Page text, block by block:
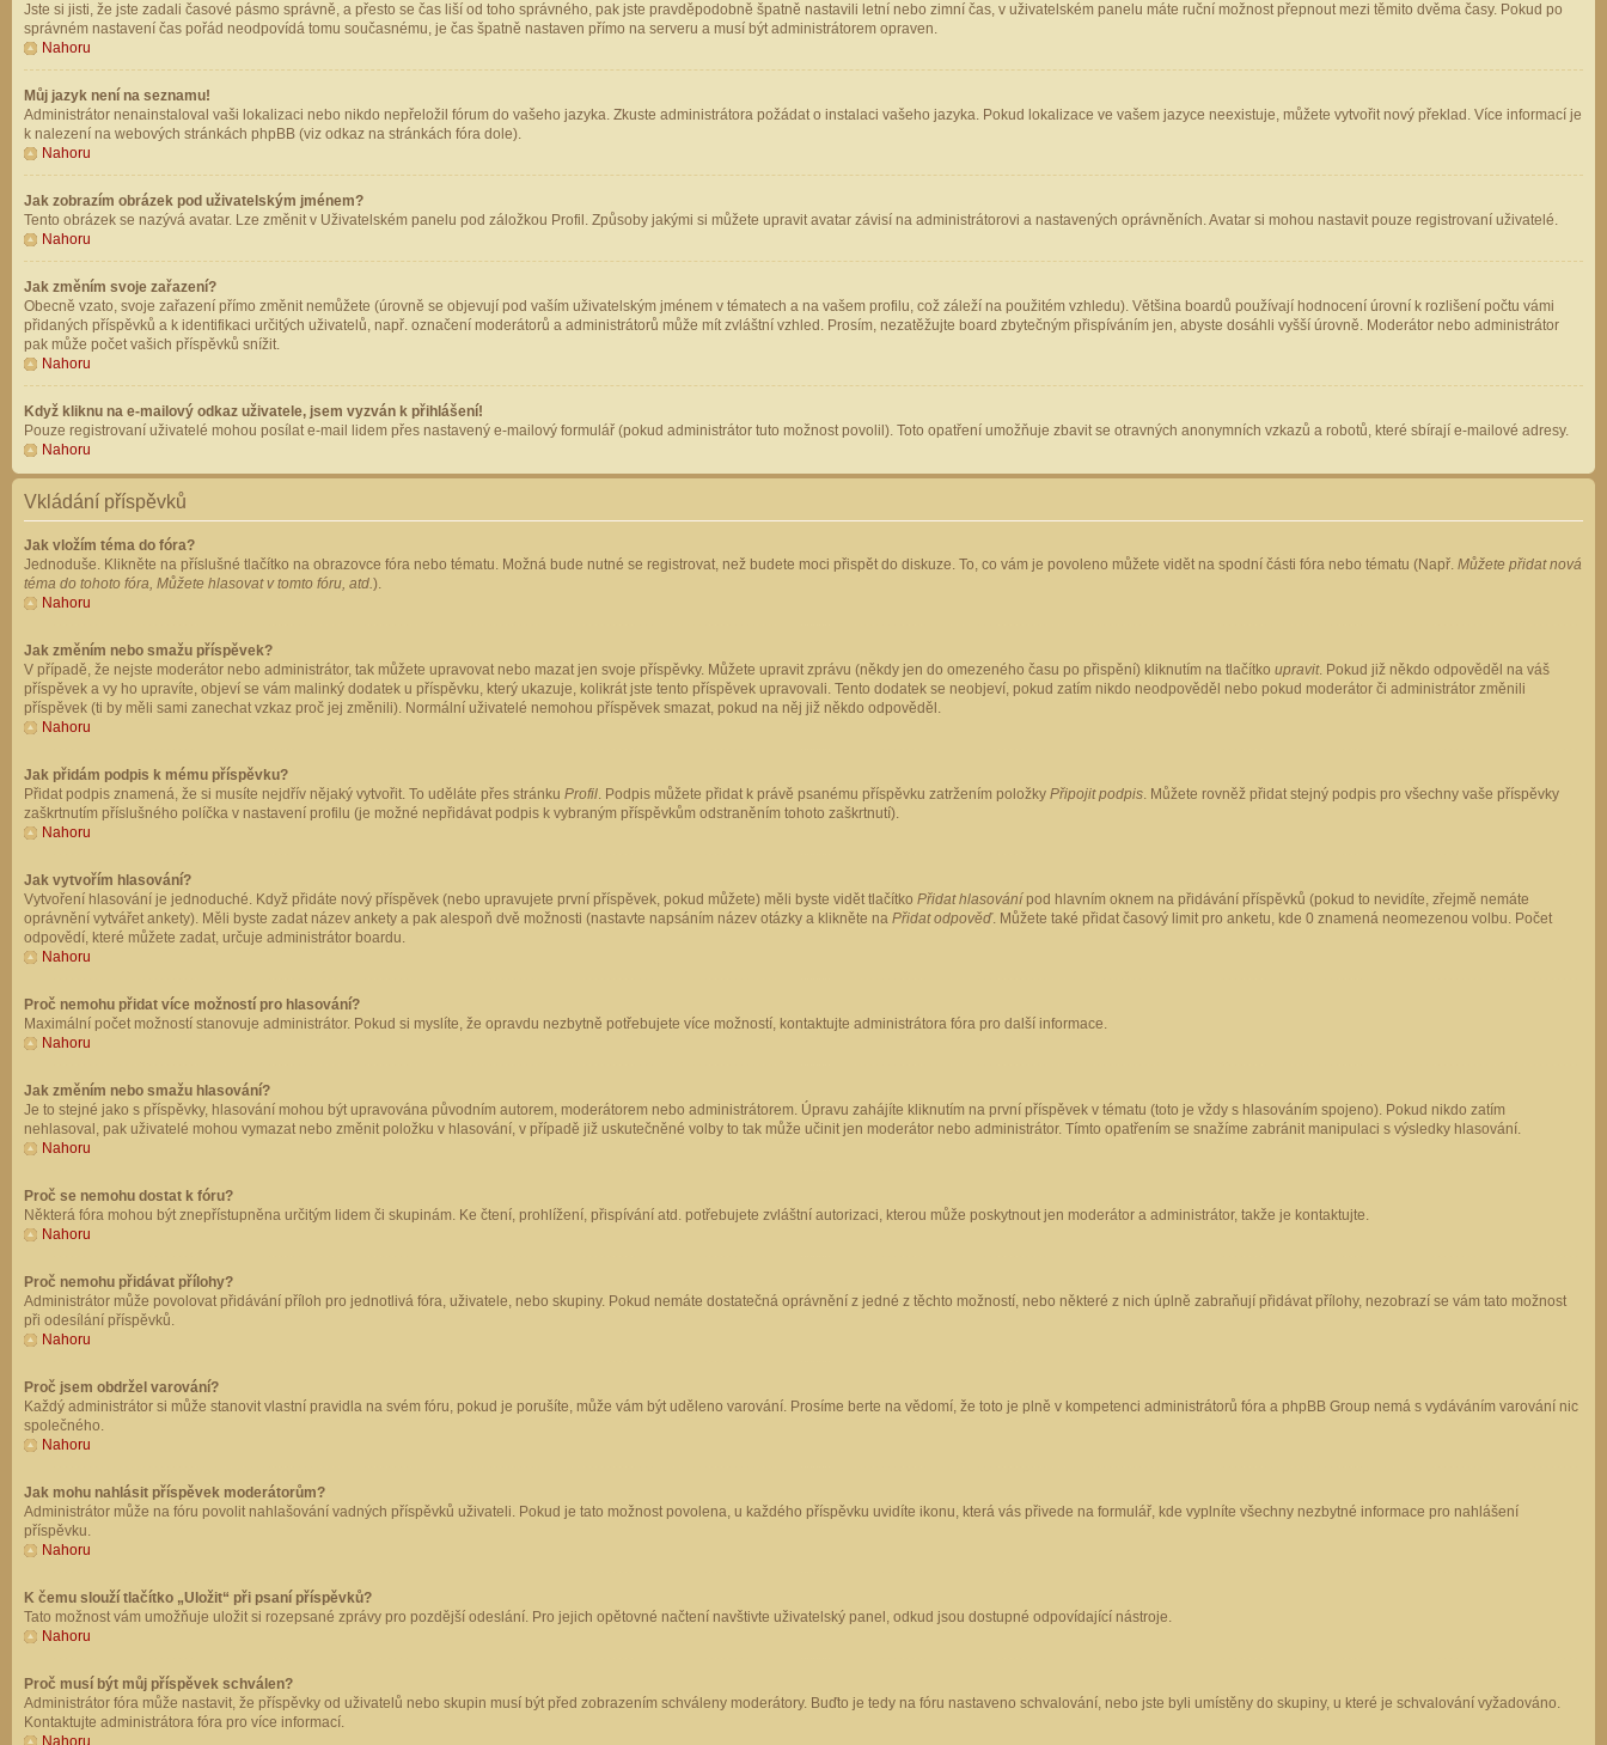
Jste si jisti, že jste zadali časové pásmo správně, a přesto se čas liší od toho správného, pak jste pravděpodobně špatně nastavili letní nebo zimní čas, v uživatelském panelu máte ruční možnost přepnout mezi těmito dvěma časy. Pokud po
správném nastavení čas pořád neodpovídá tomu současnému, je čas špatně nastaven přímo na serveru a musí být administrátorem opraven.
Nahoru
Můj jazyk není na seznamu!
Administrátor nenainstaloval vaši lokalizaci nebo nikdo nepřeložil fórum do vašeho jazyka. Zkuste administrátora požádat o instalaci vašeho jazyka. Pokud lokalizace ve vašem jazyce neexistuje, můžete vytvořit nový překlad. Více informací je
k nalezení na webových stránkách phpBB (viz odkaz na stránkách fóra dole).
Nahoru
Jak zobrazím obrázek pod uživatelským jménem?
Tento obrázek se nazývá avatar. Lze změnit v Uživatelském panelu pod záložkou Profil. Způsoby jakými si můžete upravit avatar závisí na administrátorovi a nastavených oprávněních. Avatar si mohou nastavit pouze registrovaní uživatelé.
Nahoru
Jak změním svoje zařazení?
Obecně vzato, svoje zařazení přímo změnit nemůžete (úrovně se objevují pod vaším uživatelským jménem v tématech a na vašem profilu, což záleží na použitém vzhledu). Většina boardů používají hodnocení úrovní k rozlišení počtu vámi
přidaných příspěvků a k identifikaci určitých uživatelů, např. označení moderátorů a administrátorů může mít zvláštní vzhled. Prosím, nezatěžujte board zbytečným přispíváním jen, abyste dosáhli vyšší úrovně. Moderátor nebo administrátor
pak může počet vašich příspěvků snížit.
Nahoru
Když kliknu na e-mailový odkaz uživatele, jsem vyzván k přihlášení!
Pouze registrovaní uživatelé mohou posílat e-mail lidem přes nastavený e-mailový formulář (pokud administrátor tuto možnost povolil). Toto opatření umožňuje zbavit se otravných anonymních vzkazů a robotů, které sbírají e-mailové adresy.
Nahoru
Vkládání příspěvků
Jak vložím téma do fóra?
Jednoduše. Klikněte na příslušné tlačítko na obrazovce fóra nebo tématu. Možná bude nutné se registrovat, než budete moci přispět do diskuze. To, co vám je povoleno můžete vidět na spodní části fóra nebo tématu (Např. Můžete přidat nová
téma do tohoto fóra, Můžete hlasovat v tomto fóru, atd.).
Nahoru
Jak změním nebo smažu příspěvek?
V případě, že nejste moderátor nebo administrátor, tak můžete upravovat nebo mazat jen svoje příspěvky. Můžete upravit zprávu (někdy jen do omezeného času po přispění) kliknutím na tlačítko upravit. Pokud již někdo odpověděl na váš
příspěvek a vy ho upravíte, objeví se vám malinký dodatek u příspěvku, který ukazuje, kolikrát jste tento příspěvek upravovali. Tento dodatek se neobjeví, pokud zatím nikdo neodpověděl nebo pokud moderátor či administrátor změnili
příspěvek (ti by měli sami zanechat vzkaz proč jej změnili). Normální uživatelé nemohou příspěvek smazat, pokud na něj již někdo odpověděl.
Nahoru
Jak přidám podpis k mému příspěvku?
Přidat podpis znamená, že si musíte nejdřív nějaký vytvořit. To uděláte přes stránku Profil. Podpis můžete přidat k právě psanému příspěvku zatržením položky Připojit podpis. Můžete rovněž přidat stejný podpis pro všechny vaše příspěvky
zaškrtnutím příslušného políčka v nastavení profilu (je možné nepřidávat podpis k vybraným příspěvkům odstraněním tohoto zaškrtnutí).
Nahoru
Jak vytvořím hlasování?
Vytvoření hlasování je jednoduché. Když přidáte nový příspěvek (nebo upravujete první příspěvek, pokud můžete) měli byste vidět tlačítko Přidat hlasování pod hlavním oknem na přidávání příspěvků (pokud to nevidíte, zřejmě nemáte
oprávnění vytvářet ankety). Měli byste zadat název ankety a pak alespoň dvě možnosti (nastavte napsáním název otázky a klikněte na Přidat odpověď. Můžete také přidat časový limit pro anketu, kde 0 znamená neomezenou volbu. Počet
odpovědí, které můžete zadat, určuje administrátor boardu.
Nahoru
Proč nemohu přidat více možností pro hlasování?
Maximální počet možností stanovuje administrátor. Pokud si myslíte, že opravdu nezbytně potřebujete více možností, kontaktujte administrátora fóra pro další informace.
Nahoru
Jak změním nebo smažu hlasování?
Je to stejné jako s příspěvky, hlasování mohou být upravována původním autorem, moderátorem nebo administrátorem. Úpravu zahájíte kliknutím na první příspěvek v tématu (toto je vždy s hlasováním spojeno). Pokud nikdo zatím
nehlasoval, pak uživatelé mohou vymazat nebo změnit položku v hlasování, v případě již uskutečněné volby to tak může učinit jen moderátor nebo administrátor. Tímto opatřením se snažíme zabránit manipulaci s výsledky hlasování.
Nahoru
Proč se nemohu dostat k fóru?
Některá fóra mohou být znepřístupněna určitým lidem či skupinám. Ke čtení, prohlížení, přispívání atd. potřebujete zvláštní autorizaci, kterou může poskytnout jen moderátor a administrátor, takže je kontaktujte.
Nahoru
Proč nemohu přidávat přílohy?
Administrátor může povolovat přidávání příloh pro jednotlivá fóra, uživatele, nebo skupiny. Pokud nemáte dostatečná oprávnění z jedné z těchto možností, nebo některé z nich úplně zabraňují přidávat přílohy, nezobrazí se vám tato možnost
při odesílání příspěvků.
Nahoru
Proč jsem obdržel varování?
Každý administrátor si může stanovit vlastní pravidla na svém fóru, pokud je porušíte, může vám být uděleno varování. Prosíme berte na vědomí, že toto je plně v kompetenci administrátorů fóra a phpBB Group nemá s vydáváním varování nic
společného.
Nahoru
Jak mohu nahlásit příspěvek moderátorům?
Administrátor může na fóru povolit nahlašování vadných příspěvků uživateli. Pokud je tato možnost povolena, u každého příspěvku uvidíte ikonu, která vás přivede na formulář, kde vyplníte všechny nezbytné informace pro nahlášení
příspěvku.
Nahoru
K čemu slouží tlačítko „Uložit“ při psaní příspěvků?
Tato možnost vám umožňuje uložit si rozepsané zprávy pro pozdější odeslání. Pro jejich opětovné načtení navštivte uživatelský panel, odkud jsou dostupné odpovídající nástroje.
Nahoru
Proč musí být můj příspěvek schválen?
Administrátor fóra může nastavit, že příspěvky od uživatelů nebo skupin musí být před zobrazením schváleny moderátory. Buďto je tedy na fóru nastaveno schvalování, nebo jste byli umístěny do skupiny, u které je schvalování vyžadováno.
Kontaktujte administrátora fóra pro více informací.
Nahoru